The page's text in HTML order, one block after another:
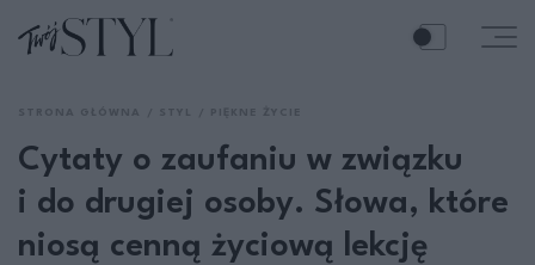
Cytaty o zaufaniu w związku
i do drugiej osoby. Słowa, które
niosą cenną życiową lekcję